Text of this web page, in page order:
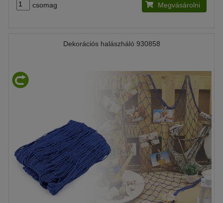
csomag Megvásárolni
Dekorációs halászháló 930858